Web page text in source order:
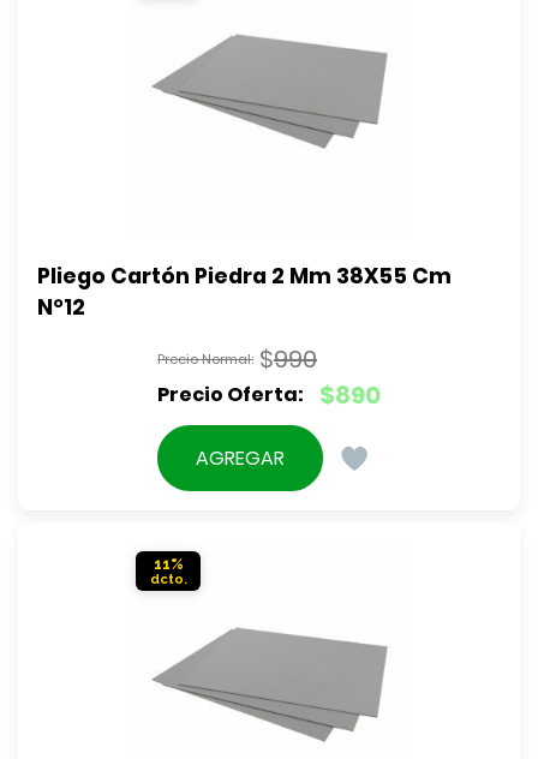
Pliego Cartón Piedra 2 Mm 38X55 Cm
N°12
$990
El
original
$890
El
precio
actual
AGREGAR
11%